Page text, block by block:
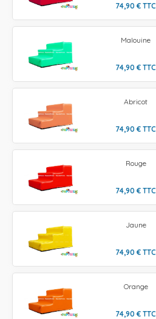
74,90€ TTC
Malouine
74,90€ TTC
Abricot
74,90€ TTC
Rouge
74,90€ TTC
Jaune
74,90€ TTC
Orange
74,90€ TTC